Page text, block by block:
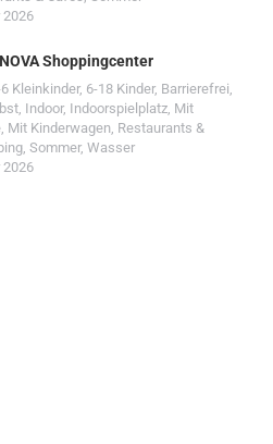
2026
Shoppingcenter
Kleinkinder, 6-18 Kinder, Barrierefrei,
, Indoor, Indoorspielplatz, Mit
, Mit Kinderwagen, Restaurants &
, Sommer, Wasser
2026